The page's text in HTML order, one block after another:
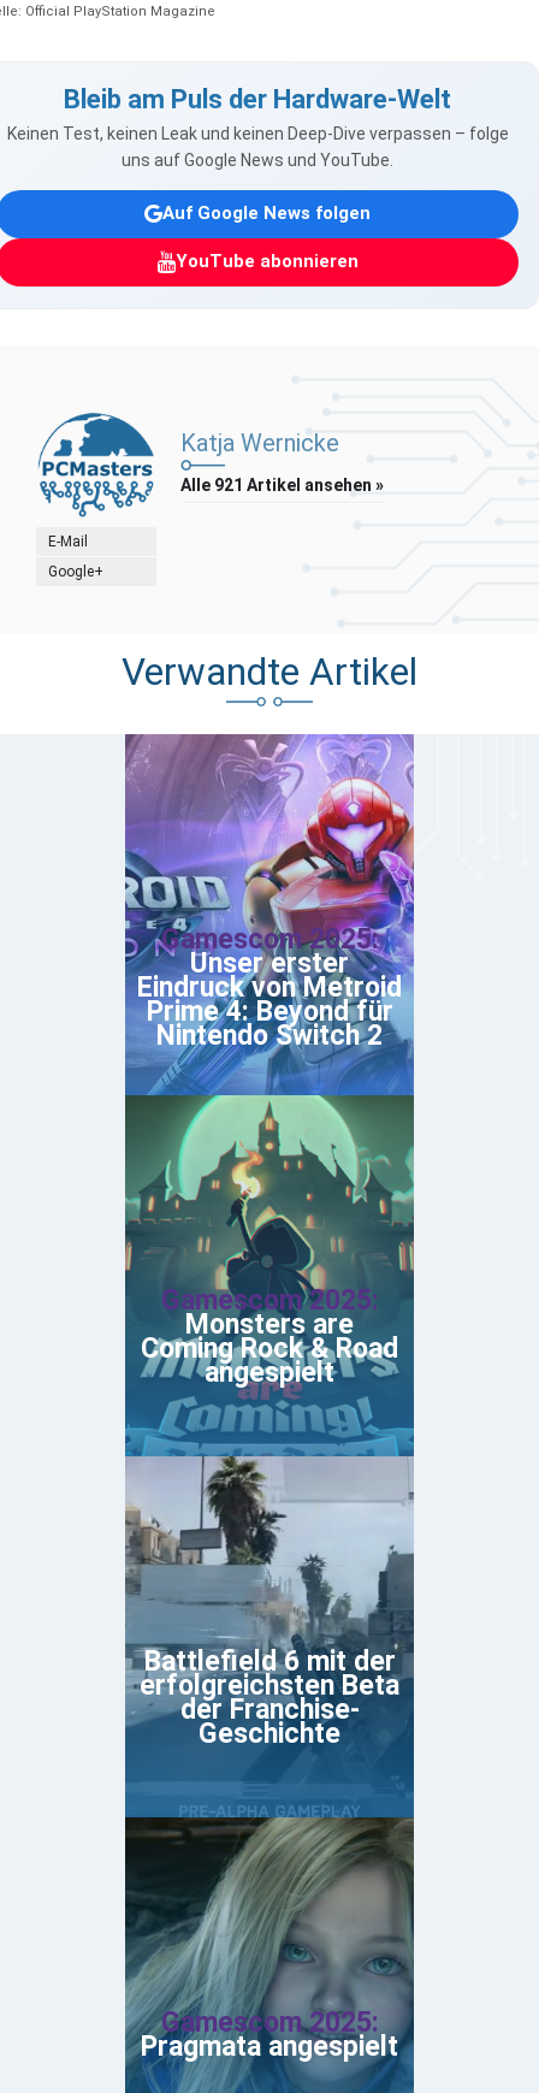
Official PlayStation Magazine
Bleib am Puls der Hardware-Welt
Keinen Test, keinen Leak und keinen Deep-Dive verpassen – folge
uns auf Google News und YouTube.
Auf Google News folgen
YouTube abonnieren
E-Mail
Google+
Katja Wernicke
Alle 921 Artikel ansehen »
Verwandte Artikel
Gamescom 2025:
Unser erster
Eindruck von Metroid
Prime 4: Beyond für
Nintendo Switch 2
Gamescom 2025:
Monsters are
Coming Rock & Road
angespielt
Battlefield 6 mit der
erfolgreichsten Beta
der Franchise-
Geschichte
Gamescom 2025:
Pragmata angespielt